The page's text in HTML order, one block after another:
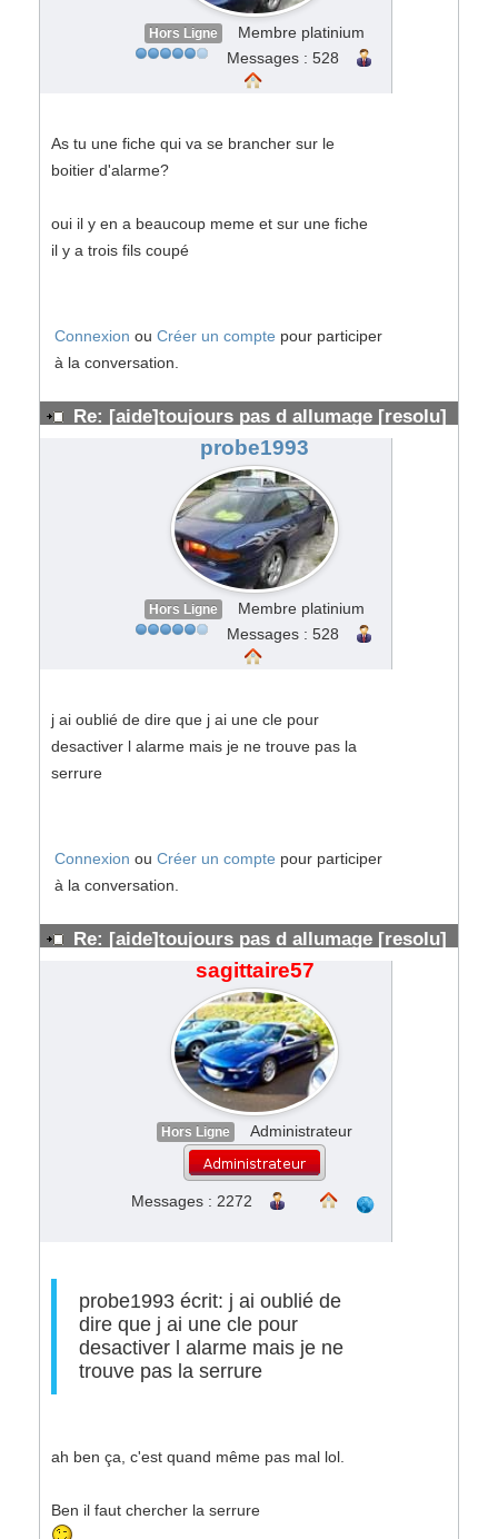
Hors Ligne
Membre platinium
Messages : 528
As tu une fiche qui va se brancher sur le
boitier d'alarme?
oui il y en a beaucoup meme et sur une fiche
il y a trois fils coupé
Connexion ou Créer un compte pour participer
à la conversation.
Re: [aide]toujours pas d allumage [resolu]
probe1993
Hors Ligne
Membre platinium
Messages : 528
j ai oublié de dire que j ai une cle pour
desactiver l alarme mais je ne trouve pas la
serrure
Connexion ou Créer un compte pour participer
à la conversation.
Re: [aide]toujours pas d allumage [resolu]
sagittaire57
Hors Ligne Administrateur
Messages : 2272
probe1993 écrit: j ai oublié de
dire que j ai une cle pour
desactiver l alarme mais je ne
trouve pas la serrure
ah ben ça, c'est quand même pas mal lol.
Ben il faut chercher la serrure